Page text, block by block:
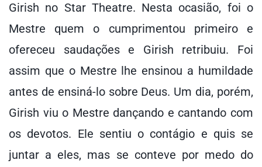
Girish no Star Theatre. Nesta ocasião, foi o
Mestre quem o cumprimentou primeiro e
ofereceu saudações e Girish retribuiu. Foi
assim que o Mestre lhe ensinou a humildade
antes de ensiná-lo sobre Deus. Um dia, porém,
Girish viu o Mestre dançando e cantando com
os devotos. Ele sentiu o contágio e quis se
juntar a eles, mas se conteve por medo do